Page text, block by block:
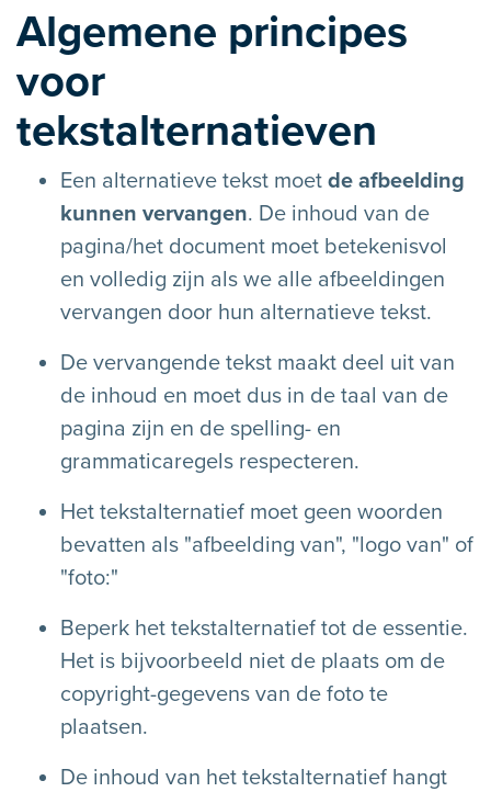
Algemene principes
voor
tekstalternatieven
Een alternatieve tekst moet de afbeelding
kunnen vervangen. De inhoud van de
pagina/het document moet betekenisvol
en volledig zijn als we alle afbeeldingen
vervangen door hun alternatieve tekst.
De vervangende tekst maakt deel uit van
de inhoud en moet dus in de taal van de
pagina zijn en de spelling- en
grammaticaregels respecteren.
Het tekstalternatief moet geen woorden
bevatten als "afbeelding van", "logo van" of
"foto:"
Beperk het tekstalternatief tot de essentie.
Het is bijvoorbeeld niet de plaats om de
copyright-gegevens van de foto te
plaatsen.
De inhoud van het tekstalternatief hangt